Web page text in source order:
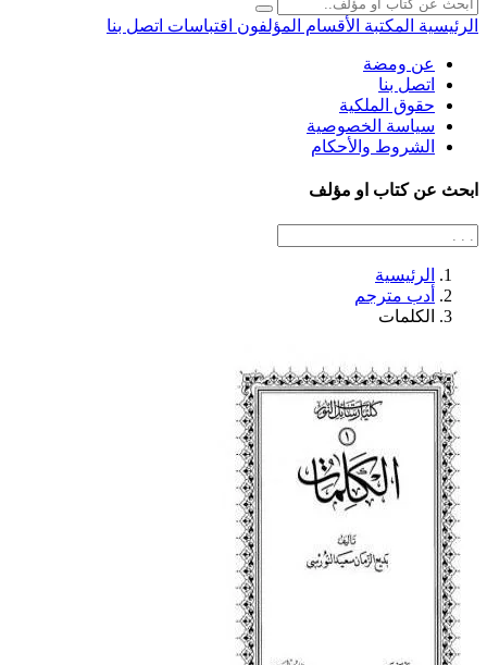
الرئيسية المكتبة الأقسام المؤلفون اقتباسات اتصل بنا
عن ومضة
اتصل بنا
حقوق الملكية
سياسة الخصوصية
الشروط والأحكام
ابحث عن كتاب او مؤلف
الرئيسية
أدب مترجم
الكلمات